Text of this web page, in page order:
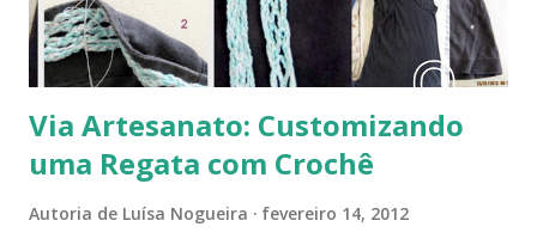
Via Artesanato: Customizando
uma Regata com Crochê
Autoria de Luísa Nogueira fevereiro 14, 2012